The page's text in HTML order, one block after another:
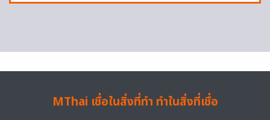
MThai เชื่อในสิ่งที่ทำ ทำในสิ่งที่เชื่อ